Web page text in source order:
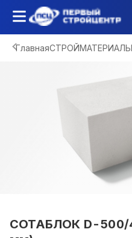
ГлавнаяСТРОЙМАТЕРИАЛЫ
СОТАБЛОК D-500/